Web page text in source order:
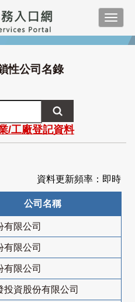
性公司名錄
/工廠登記資料
資料更新頻率：即時
公司名稱
有限公司
有限公司
有限公司
投資股份有限公司